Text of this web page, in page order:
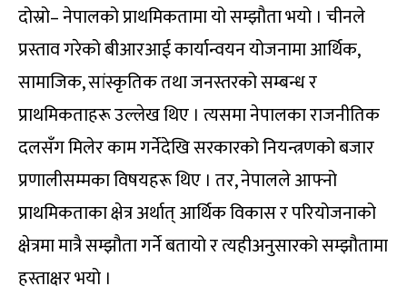
दोस्रो– नेपालको प्राथमिकतामा यो सम्झौता भयो । चीनले
प्रस्ताव गरेको बीआरआई कार्यान्वयन योजनामा आर्थिक,
सामाजिक, सांस्कृतिक तथा जनस्तरको सम्बन्ध र
प्राथमिकताहरू उल्लेख थिए । त्यसमा नेपालका राजनीतिक
दलसँग मिलेर काम गर्नेदेखि सरकारको नियन्त्रणको बजार
प्रणालीसम्मका विषयहरू थिए । तर, नेपालले आफ्नो
प्राथमिकताका क्षेत्र अर्थात् आर्थिक विकास र परियोजनाको
क्षेत्रमा मात्रै सम्झौता गर्ने बतायो र त्यहीअनुसारको सम्झौतामा
हस्ताक्षर भयो ।